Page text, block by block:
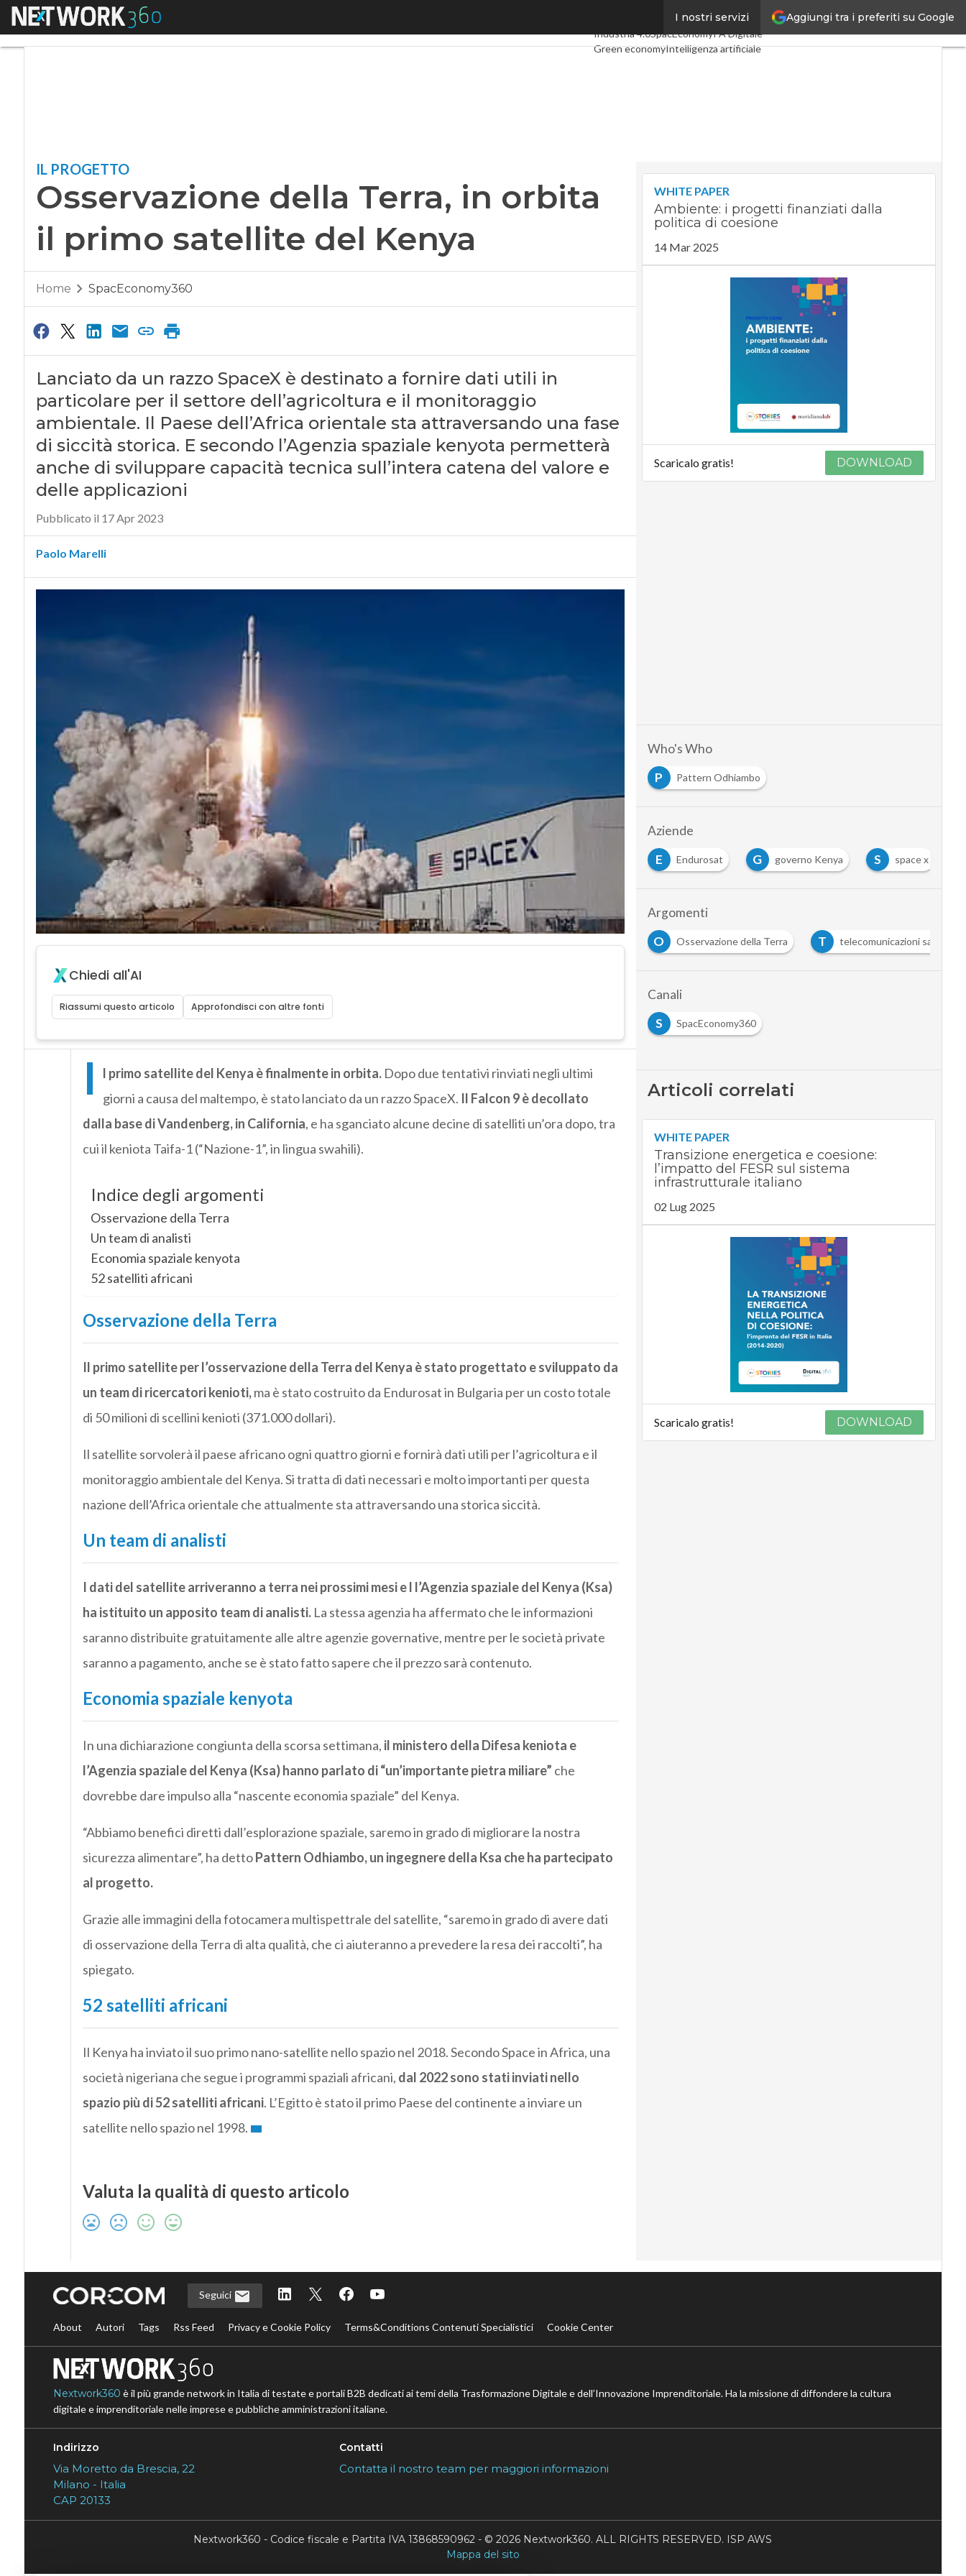
Aggiungi tra i preferiti su Google
I nostri servizi
Menu Digital EconomyTelco
Industria 4.0SpacEconomyPA Digitale
Green economyIntelligenza artificiale
IL PROGETTO
Osservazione della Terra, in orbita
il primo satellite del Kenya
Home SpacEconomy360
Lanciato da un razzo SpaceX è destinato a fornire dati utili in
particolare per il settore dell’agricoltura e il monitoraggio
ambientale. Il Paese dell’Africa orientale sta attraversando una fase
di siccità storica. E secondo l’Agenzia spaziale kenyota permetterà
anche di sviluppare capacità tecnica sull’intera catena del valore e
delle applicazioni
Pubblicato il 17 Apr 2023
Paolo Marelli
Chiedi all'AI
Riassumi questo articolo Approfondisci con altre fonti
I l primo satellite del Kenya è finalmente in orbita.Dopo due tentativi rinviati negli ultimi
giorni a causa del maltempo, è stato lanciato da un razzo SpaceX. Il Falcon 9 è decollato
dalla base di Vandenberg, in California, e ha sganciato alcune decine di satelliti un’ora dopo, tra
cui il keniota Taifa-1 (“Nazione-1”, in lingua swahili).
Indice degli argomenti
Osservazione della Terra
Un team di analisti
Economia spaziale kenyota
52 satelliti africani
Osservazione della Terra
Il primo satellite per l’osservazione della Terra del Kenya è stato progettato e sviluppato da
un team di ricercatori kenioti,ma è stato costruito da Endurosat in Bulgaria per un costo totale
di 50 milioni di scellini kenioti (371.000 dollari).
Il satellite sorvolerà il paese africano ogni quattro giorni e fornirà dati utili per l’agricoltura e il
monitoraggio ambientale del Kenya. Si tratta di dati necessari e molto importanti per questa
nazione dell’Africa orientale che attualmente sta attraversando una storica siccità.
Un team di analisti
I dati del satellite arriveranno a terra nei prossimi mesi e l l’Agenzia spaziale del Kenya (Ksa)
ha istituito un apposito team di analisti.La stessa agenzia ha affermato che le informazioni
saranno distribuite gratuitamente alle altre agenzie governative, mentre per le società private
saranno a pagamento, anche se è stato fatto sapere che il prezzo sarà contenuto.
Economia spaziale kenyota
In una dichiarazione congiunta della scorsa settimana, il ministero della Difesa keniota e
l’Agenzia spaziale del Kenya (Ksa) hanno parlato di “un’importante pietra miliare” che
dovrebbe dare impulso alla “nascente economia spaziale” del Kenya.
“Abbiamo benefici diretti dall’esplorazione spaziale, saremo in grado di migliorare la nostra
sicurezza alimentare”, ha dettoPattern Odhiambo, un ingegnere della Ksa che ha partecipato
al progetto.
Grazie alle immagini della fotocamera multispettrale del satellite, “saremo in grado di avere dati
di osservazione della Terra di alta qualità, che ci aiuteranno a prevedere la resa dei raccolti”, ha
spiegato.
52 satelliti africani
Il Kenya ha inviato il suo primo nano-satellite nello spazio nel 2018. Secondo Space in Africa, una
società nigeriana che segue i programmi spaziali africani, dal 2022 sono stati inviati nello
spazio più di 52 satelliti africani. L’Egitto è stato il primo Paese del continente a inviare un
satellite nello spazio nel 1998.
Valuta la qualità di questo articolo
WHITE PAPER
Ambiente: i progetti finanziati dalla
politica di coesione
14 Mar 2025
Scaricalo gratis! DOWNLOAD
Who's Who
P
Pattern Odhiambo
Aziende
A
Agenzia spaziale del Kenya (Ksa) E Endurosat G governo Kenya S space x
Argomenti
M
O Osservazione della Terra T telecomunicazioni satellitari
Canali
S
SpacEconomy360
Articoli correlati
WHITE PAPER
Transizione energetica e coesione:
l’impatto del FESR sul sistema
infrastrutturale italiano
02 Lug 2025
Scaricalo gratis! DOWNLOAD
Seguici
About Autori Tags Rss Feed Privacy e Cookie Policy Terms&Conditions Contenuti Specialistici Cookie Center
Nextwork360 è il più grande network in Italia di testate e portali B2B dedicati ai temi della Trasformazione Digitale e dell’Innovazione Imprenditoriale. Ha la missione di diffondere la cultura
digitale e imprenditoriale nelle imprese e pubbliche amministrazioni italiane.
Indirizzo
Via Moretto da Brescia, 22
Milano - Italia
CAP 20133
Contatti
Contatta il nostro team per maggiori informazioni
Nextwork360 - Codice fiscale e Partita IVA 13868590962 - © 2026 Nextwork360. ALL RIGHTS RESERVED. ISP AWS
Mappa del sito